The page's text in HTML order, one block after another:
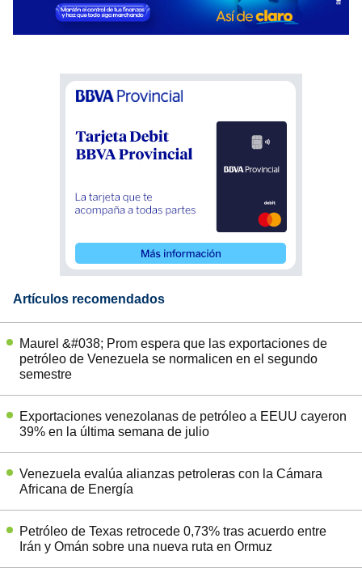
Artículos recomendados
Maurel &#038; Prom espera que las exportaciones de
petróleo de Venezuela se normalicen en el segundo
semestre
Exportaciones venezolanas de petróleo a EEUU cayeron
39% en la última semana de julio
Venezuela evalúa alianzas petroleras con la Cámara
Africana de Energía
Petróleo de Texas retrocede 0,73% tras acuerdo entre
Irán y Omán sobre una nueva ruta en Ormuz